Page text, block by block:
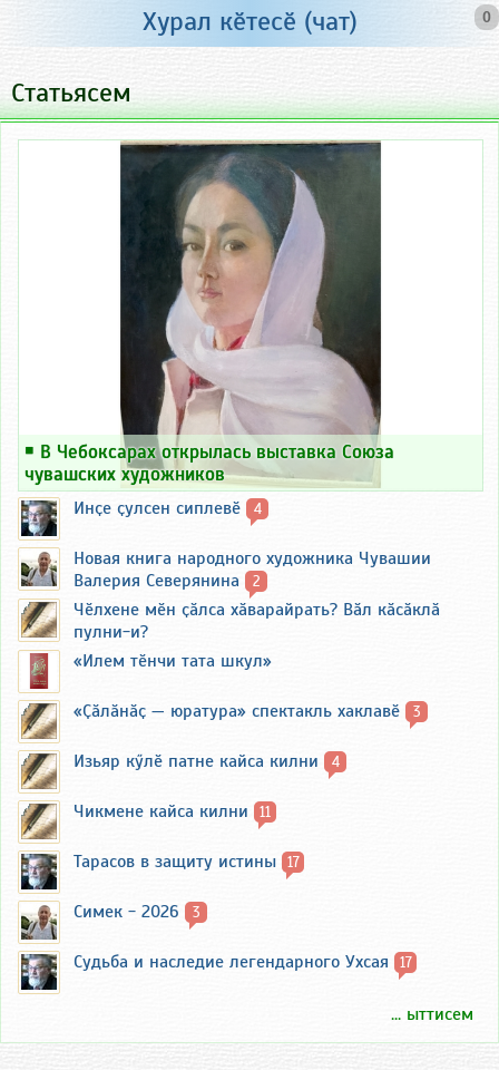
0
Хурал кӗтесӗ (чат)
Статьясем
￭ В Чебоксарах открылась выставка Союза
чувашских художников
Инҫе ҫулсен сиплевӗ 4
Новая книга народного художника Чувашии
Валерия Северянина
2
Чӗлхене мӗн ҫӑлса хӑварайрать? Вӑл кӑсӑклӑ
пулни-и?
«Илем тӗнчи тата шкул»
«Ҫӑлӑнӑҫ — юратура» спектакль хаклавӗ 3
Изьяр кӳлӗ патне кайса килни 4
Чикмене кайса килни 11
Тарасов в защиту истины 17
Симек - 2026 3
Судьба и наследие легендарного Ухсая 17
... ыттисем